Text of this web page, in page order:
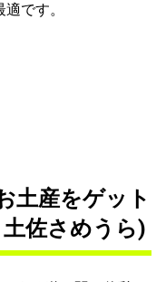
です。
土産をゲット
土佐さめうら)